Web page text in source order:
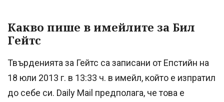
Какво пише в имейлите за Бил
Гейтс
Твърденията за Гейтс са записани от Епстийн на
18 юли 2013 г. в 13:33 ч. в имейл, който е изпратил
до себе си. Daily Mail предполага, че това е